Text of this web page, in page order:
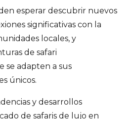
esperar descubrir nuevos
significativas con la
locales, y
de safari
se adapten a sus
únicos.
y desarrollos
de safaris de lujo en